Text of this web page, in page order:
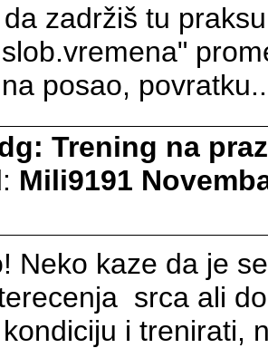
zadržiš tu
posao,
Trening na
Mili9191
Neko kaze da je
srca ali
i trenirati,